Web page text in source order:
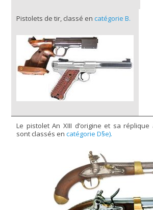
Pistolets de tir, classé encatégorie B.
Le pistolet An XIII d’origine et sa
sont classés encatégorie D§e).